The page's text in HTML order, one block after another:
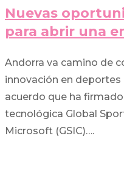
Nuevas
para abrir una
Andorra va camino de
innovación en
acuerdo que ha
tecnológica Global
Microsoft (GSIC)….